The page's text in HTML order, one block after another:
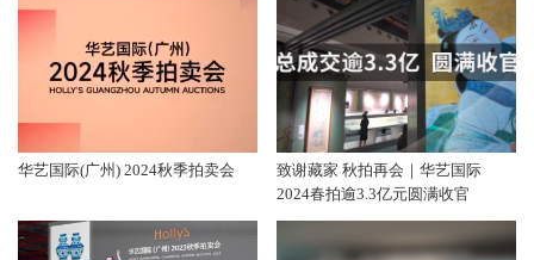
华艺国际(广州) 2024秋季拍卖会
致谢藏家 秋拍再会｜华艺国际
2024春拍逾3.3亿元圆满收官